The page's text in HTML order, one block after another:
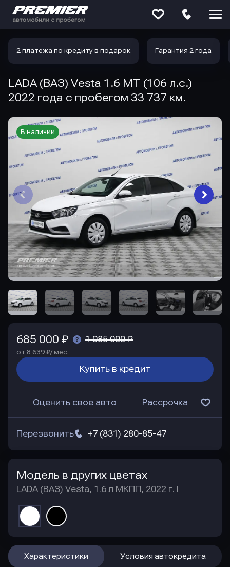
2 платежа по кредиту в подарок Гарантия 2 года
LADA (ВАЗ) Vesta 1.6 MT (106 л.с.)
2022 года с пробегом 33 737 км.
В наличии
685 000 ₽ 1 085 000 ₽
от 8 639 ₽/ мес.
Купить в кредит
Оценить свое авто Рассрочка
+7 (831) 280-85-47
Перезвонить
Модель в других цветах
LADA (ВАЗ) Vesta, 1.6 л МКПП, 2022 г. I
Характеристики Условия автокредита